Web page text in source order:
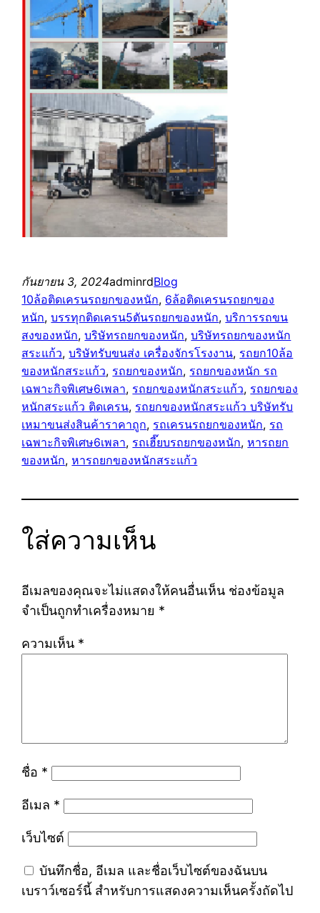
กันยายน 3, 2024adminrdBlog
10ล้อติดเครนรถยกของหนัก, 6ล้อติดเครนรถยกของ
หนัก, บรรทุกติดเครน5ตันรถยกของหนัก, บริการรถขน
สงของหนัก, บริษัทรถยกของหนัก, บริษัทรถยกของหนัก
สระแก้ว, บริษัทรับขนส่ง เครื่องจักรโรงงาน, รถยก10ล้อ
ของหนักสระแก้ว, รถยกของหนัก, รถยกของหนัก รถ
เฉพาะกิจพิเศษ6เพลา, รถยกของหนักสระแก้ว, รถยกของ
หนักสระแก้ว ติดเครน, รถยกของหนักสระแก้ว บริษัทรับ
เหมาขนส่งสินค้าราคาถูก, รถเครนรถยกของหนัก, รถ
เฉพาะกิจพิเศษ6เพลา, รถเฮี๊ยบรถยกของหนัก, หารถยก
ของหนัก, หารถยกของหนักสระแก้ว
ใส่ความเห็น
อีเมลของคุณจะไม่แสดงให้คนอื่นเห็น ช่องข้อมูล
จำเป็นถูกทำเครื่องหมาย *
ความเห็น *
ชื่อ *
อีเมล *
เว็บไซต์
บันทึกชื่อ, อีเมล และชื่อเว็บไซต์ของฉันบน
เบราว์เซอร์นี้ สำหรับการแสดงความเห็นครั้งถัดไป